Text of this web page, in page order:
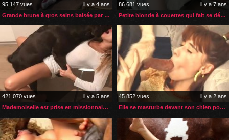
95 147 vues
il y a 4 ans
Grande brune à gros seins baisée par son chien dans un champ
86 681 vues
il y a 7 ans
Petite blonde à couettes qui fait se début en zoophilie
421 070 vues
il y a 5 ans
Mademoiselle est prise en missionnaire par son chien
45 852 vues
il y a 2 ans
Elle se masturbe devant son chien pour l’exciter